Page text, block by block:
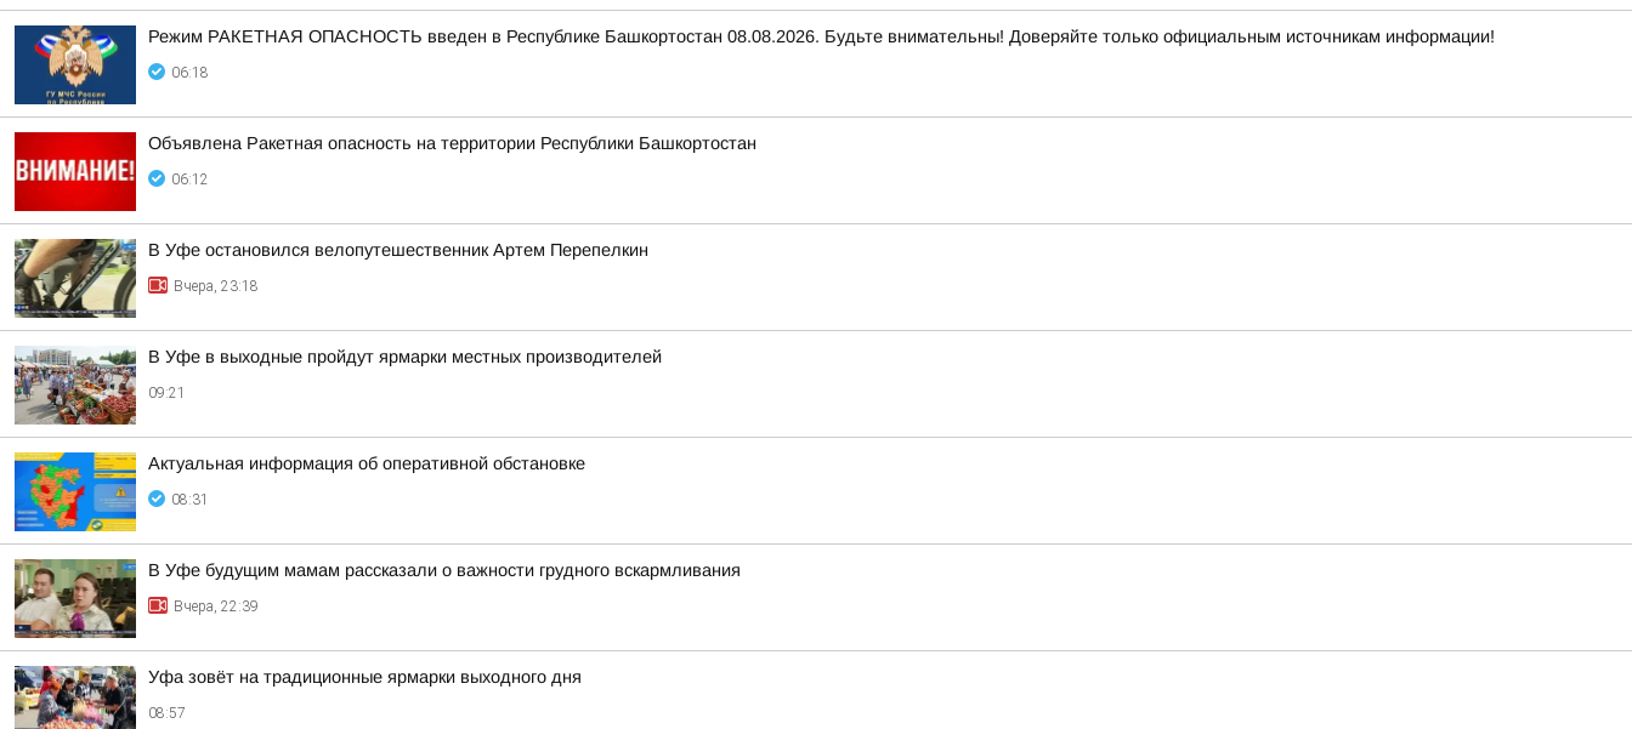
Режим РАКЕТНАЯ ОПАСНОСТЬ введен в Республике Башкортостан 08.08.2026. Будьте внимательны! Доверяйте только официальным источникам информации!
06:18
Объявлена Ракетная опасность на территории Республики Башкортостан
06:12
В Уфе остановился велопутешественник Артем Перепелкин
Вчера, 23:18
В Уфе в выходные пройдут ярмарки местных производителей
09:21
Актуальная информация об оперативной обстановке
08:31
В Уфе будущим мамам рассказали о важности грудного вскармливания
Вчера, 22:39
Уфа зовёт на традиционные ярмарки выходного дня
08:57